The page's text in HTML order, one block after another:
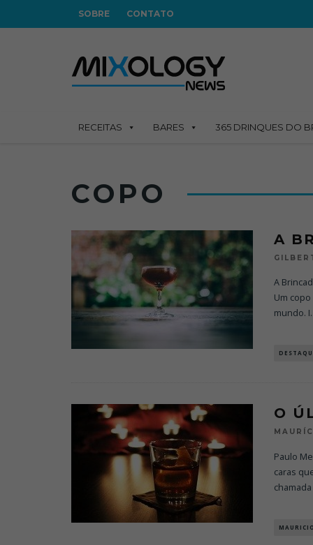
SOBRE CONTATO
RECEITAS BARES 365 DRINQUES DO
COPO
A
A
Um
mundo. I
O
Paulo
caras